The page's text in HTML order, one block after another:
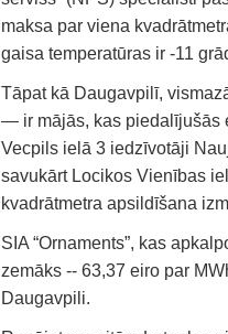
maksa par viena
gaisa temperatūras ir -11
Tāpat kā Daugavpilī,
— ir mājās, kas piedalījušās
Vecpils ielā 3 iedzīvotāji
savukārt Locikos Vienības
kvadrātmetra apsildīšana
SIA “Ornaments”, kas
zemāks -- 63,37 eiro par
Daugavpili.